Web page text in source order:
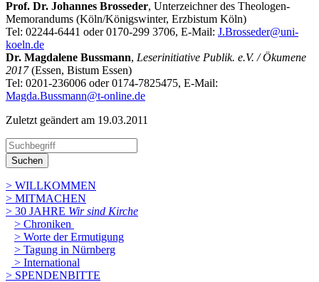
Prof. Dr. Johannes Brosseder, Unterzeichner des Theologen-
Memorandums (Köln/Königswinter, Erzbistum Köln)
Tel: 02244-6441 oder 0170-299 3706, E-Mail: J.Brosseder@uni-
koeln.de
Dr. Magdalene Bussmann, Leserinitiative Publik. e.V. / Ökumene
2017(Essen, Bistum Essen)
Tel: 0201-236006 oder 0174-7825475, E-Mail:
Magda.Bussmann@t-online.de
Zuletzt geändert am 19­.03.2011
Suchen
> WILLKOMMEN
> MITMACHEN
> 30 JAHRE Wir sind Kirche
> Chroniken
> Worte der Ermutigung
> Tagung in Nürnberg
> International
> SPENDENBITTE